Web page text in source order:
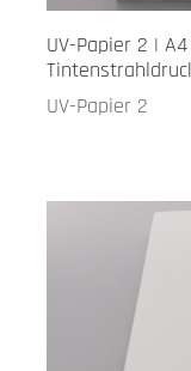
UV-Papier 2 |
UV-Papier 2